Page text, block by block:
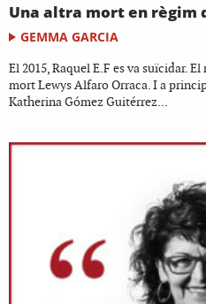
Una altra mort en règim
GEMMA GARCIA
El 2015, Raquel E.F es va suïcidar.
mort Lewys Alfaro Orraca. I a
Katherina Gómez Guitérrez...